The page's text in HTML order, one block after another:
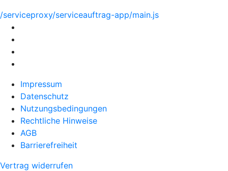
/serviceproxy/serviceauftrag-app/main.js
Impressum
Datenschutz
Nutzungsbedingungen
Rechtliche Hinweise
AGB
Barrierefreiheit
Vertrag widerrufen